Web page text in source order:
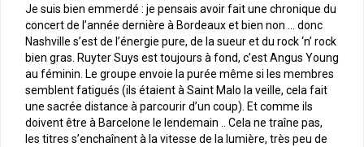
Je suis bien emmerdé : je pensais avoir fait une chronique du
concert de l’année dernière à Bordeaux et bien non … donc
Nashville s’est de l’énergie pure, de la sueur et du rock ‘n’ rock
bien gras. Ruyter Suys est toujours à fond, c’est Angus Young
au féminin. Le groupe envoie la purée même si les membres
semblent fatigués (ils étaient à Saint Malo la veille, cela fait
une sacrée distance à parcourir d’un coup). Et comme ils
doivent être à Barcelone le lendemain .. Cela ne traîne pas,
les titres s’enchaînent à la vitesse de la lumière, très peu de